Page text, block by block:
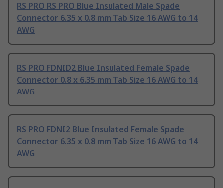
RS PRO RS PRO Blue Insulated Male Spade
Connector 6.35 x 0.8 mm Tab Size 16 AWG to 14
AWG
RS PRO FDNID2 Blue Insulated Female Spade
Connector 0.8 x 6.35 mm Tab Size 16 AWG to 14
AWG
RS PRO FDNI2 Blue Insulated Female Spade
Connector 6.35 x 0.8 mm Tab Size 16 AWG to 14
AWG